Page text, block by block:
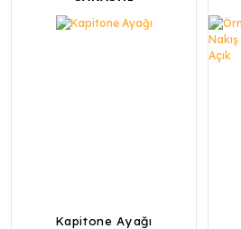
Kapitone Ayağı